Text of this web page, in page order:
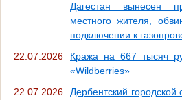
Дагестан вынесен
местного жителя,
подключении к
22.07.2026
Кража на 667 тысяч
«Wildberries»
22.07.2026
Дербентский городской